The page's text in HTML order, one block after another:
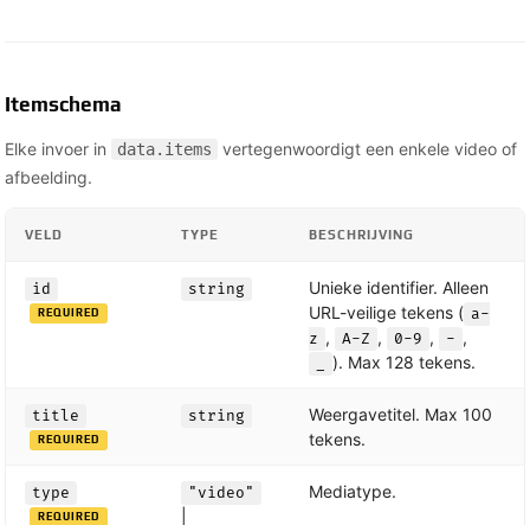
Itemschema
Elke invoer in data.items
vertegenwoordigt een enkele video of
afbeelding.
VELD TYPE BESCHRIJVING
id
REQUIRED
string
Unieke identifier. Alleen
URL-veilige tekens ( a-
z , A-Z , 0-9 , - ,
). Max 128 tekens.
title
REQUIRED
string
Weergavetitel. Max 100
tekens.
type
REQUIRED
"video" Mediatype.